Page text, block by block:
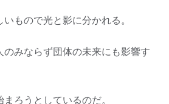
もので光と影に分かれる。
のみならず団体の未来にも影響す
ろうとしているのだ。